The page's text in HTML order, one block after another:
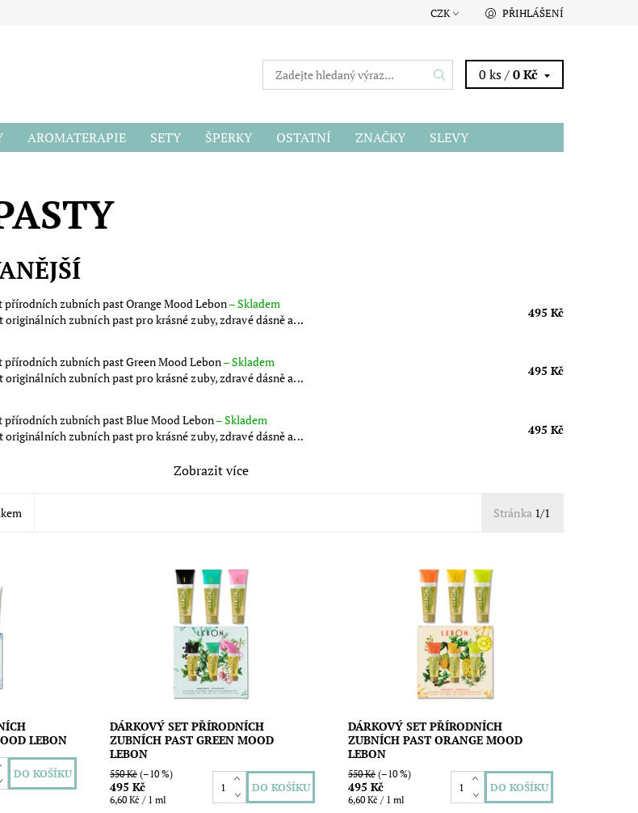
CZK PŘIHLÁŠENÍ
0 ks /0 Kč
AROMATERAPIE SETY ŠPERKY OSTATNÍ ZNAČKY
SLEVY
přírodních zubních past Orange Mood Lebon–Skladem
originálních zubních past pro krásné zuby, zdravé dásně a...
495 Kč
přírodních zubních past Green Mood Lebon–Skladem
originálních zubních past pro krásné zuby, zdravé dásně a...
495 Kč
přírodních zubních past Blue Mood Lebon–Skladem
originálních zubních past pro krásné zuby, zdravé dásně a...
495 Kč
Zobrazit více
Stránka 1/1
past
a úžasný
obsahuje
LEBON
Dárkový set originálních zubních past
pro krásné zuby, zdravé dásně a úžasný
zážitek z čištění zubů. Sada obsahuje
pasty: Fearless Freedom, Cap...
Skladem
Lebon
DÁRKOVÝ SET PŘÍRODNÍCH
ZUBNÍCH PAST GREEN MOOD
LEBON
550 Kč(–10 %)
495 Kč
6,60 Kč / 1 ml
Dárkový set originálních zubních past
pro krásné zuby, zdravé dásně a úžasný
zážitek z čištění zubů. Sada obsahuje
pasty: Villa Noacarlina, Back to...
Skladem
Lebon
DÁRKOVÝ SET PŘÍRODNÍCH
ZUBNÍCH PAST ORANGE MOOD
LEBON
550 Kč(–10 %)
495 Kč
6,60 Kč / 1 ml